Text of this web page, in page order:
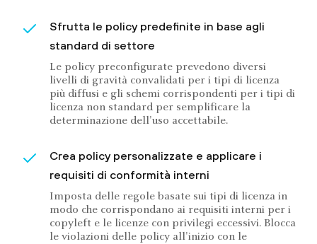
Sfrutta le policy predefinite in base agli
standard di settore
Le policy preconfigurate prevedono diversi
livelli di gravità convalidati per i tipi di licenza
più diffusi e gli schemi corrispondenti per i tipi di
licenza non standard per semplificare la
determinazione dell'uso accettabile.
Crea policy personalizzate e applicare i
requisiti di conformità interni
Imposta delle regole basate sui tipi di licenza in
modo che corrispondano ai requisiti interni per i
copyleft e le licenze con privilegi eccessivi. Blocca
le violazioni delle policy all'inizio con le